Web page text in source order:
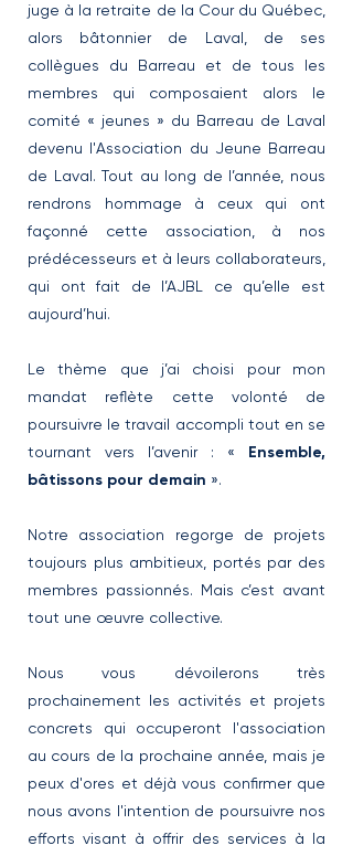
juge à la retraite de la Cour du Québec,
alors bâtonnier de Laval, de ses
collègues du Barreau et de tous les
membres qui composaient alors le
comité « jeunes » du Barreau de Laval
devenu l'Association du Jeune Barreau
de Laval. Tout au long de l’année, nous
rendrons hommage à ceux qui ont
façonné cette association, à nos
prédécesseurs et à leurs collaborateurs,
qui ont fait de l’AJBL ce qu’elle est
aujourd’hui.
Le thème que j’ai choisi pour mon
mandat reflète cette volonté de
poursuivre le travail accompli tout en se
tournant vers l’avenir : « Ensemble,
bâtissons pour demain ».
Notre association regorge de projets
toujours plus ambitieux, portés par des
membres passionnés. Mais c’est avant
tout une œuvre collective.
Nous vous dévoilerons très
prochainement les activités et projets
concrets qui occuperont l'association
au cours de la prochaine année, mais je
peux d'ores et déjà vous confirmer que
nous avons l'intention de poursuivre nos
efforts visant à offrir des services à la